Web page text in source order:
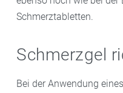
Schmerztabletten.
Schmerzgel
Bei der Anwendung